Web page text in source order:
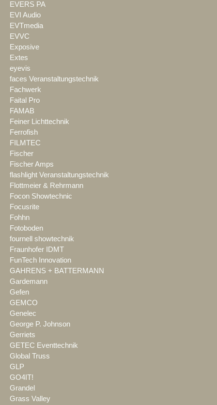
EVERS PA
EVI Audio
EVTmedia
EVVC
Exposive
Extes
eyevis
faces Veranstaltungstechnik
Fachwerk
Faital Pro
FAMAB
Feiner Lichttechnik
Ferrofish
FILMTEC
Fischer
Fischer Amps
flashlight Veranstaltungstechnik
Flottmeier & Rehrmann
Focon Showtechnic
Focusrite
Fohhn
Fotoboden
fournell showtechnik
Fraunhofer IDMT
FunTech Innovation
GAHRENS + BATTERMANN
Gardemann
Gefen
GEMCO
Genelec
George P. Johnson
Gerriets
GETEC Eventtechnik
Global Truss
GLP
GO4IT!
Grandel
Grass Valley